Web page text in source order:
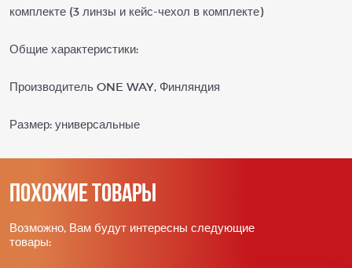
комплекте (3 линзы и кейс-чехол в комплекте)
Общие характеристики:
Производитель ONE WAY, Финляндия
Размер: универсальные
Похожие товары
Возможно, Вам будут интересны следующие
товары: